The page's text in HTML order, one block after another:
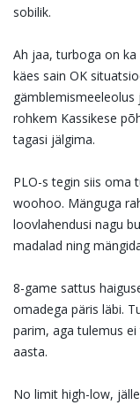
sobilik.
Ah jaa, turboga on
käes sain OK
rohkem Kassikese
tagasi jälgima.
PLO-s tegin siis oma
woohoo. Mänguga
loovlahendusi nagu
madalad ning
8-game sattus
omadega päris läbi.
parim, aga tulemus
aasta.
No limit high-low,